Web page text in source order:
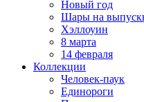
Новый год
Шары на
Хэллоуин
8 марта
14 февраля
Коллекции
Человек-паук
Единороги